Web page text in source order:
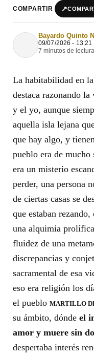
COMPARTIR ↗
Bayardo Quinto
09/07/2026 - 13:21
7 minutos de lectura
La habitabilidad en
destaca razonando
y el yo, aunque
aquella isla lejana
que hay algo, y
pueblo era de mucho
era un misterio
perder, una persona
de ciertas casas se
que estaban
una alquimia
fluidez de una
discrepancias y
sacramental de esa
eso era religión los
el pueblo MARTILLO
su ámbito, dónde el
amor y muere sin
despertaba interés